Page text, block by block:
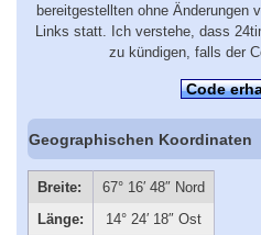
bereitgestellten ohne Änderungen
Links statt. Ich verstehe, dass
zu kündigen, falls der
Code
Geographischen Koordinaten
Breite:
67° 16′ 48″ Nord
Länge:
14° 24′ 18″ Ost